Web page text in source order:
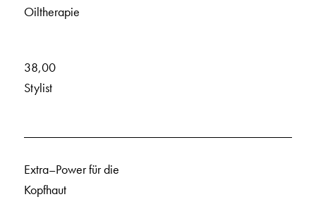
Oiltherapie
38,00
Stylist
Extra–Power für die
Kopfhaut